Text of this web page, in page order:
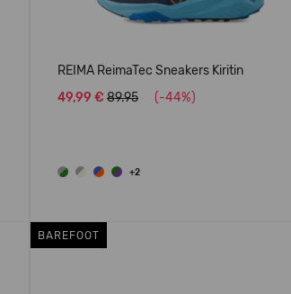
REIMA ReimaTec Sneakers Kiritin
49,99 € 89.95 (-44%)
+2
BAREFOOT